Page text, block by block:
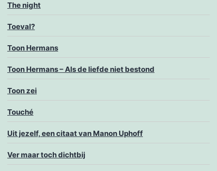
The night
Toeval?
Toon Hermans
Toon Hermans – Als de liefde niet bestond
Toon zei
Touché
Uit jezelf, een citaat van Manon Uphoff
Ver maar toch dichtbij